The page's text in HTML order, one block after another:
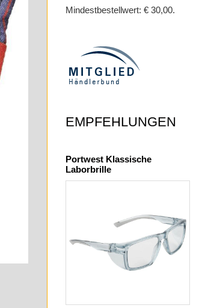
Mindestbestellwert: € 30,00.
EMPFEHLUNGEN
Portwest Klassische
Laborbrille